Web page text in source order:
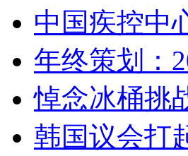
中国疾控中
年终策划：
悼念冰桶挑
韩国议会打